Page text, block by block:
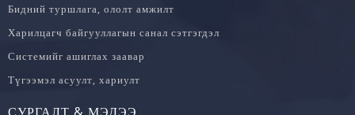
Бидний туршлага, ололт амжилт
Харилцагч байгууллагын санал сэтгэгдэл
Системийг ашиглах заавар
Түгээмэл асуулт, хариулт
СУРГАЛТ & МЭДЭЭ